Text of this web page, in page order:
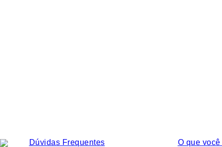
Dúvidas Frequentes O que